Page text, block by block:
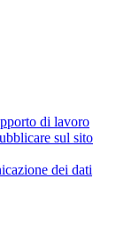
di lavoro
sul sito
dei dati